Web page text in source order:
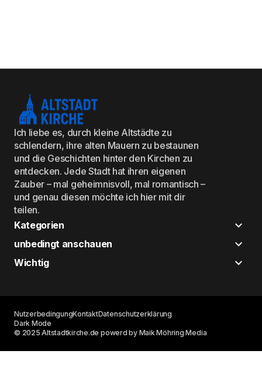
Ich liebe es, durch kleine Altstädte zu
schlendern, ihre alten Mauern zu bestaunen
und die Geschichten hinter den Kirchen zu
entdecken. Jede Stadt hat ihren eigenen
Zauber – mal geheimnisvoll, mal romantisch –
und genau diesen möchte ich hier mit dir
teilen.
Kategorien
unbedingt anschauen
Wichtig
© 2025 Altstadtkirche.de powerd by Maik Möhring Media
NutzerbedingungKontaktDatenschutzerklärung
Dark Mode